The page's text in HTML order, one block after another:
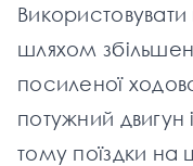
шляхом
посиленої
потужний двигун
тому поїздки на